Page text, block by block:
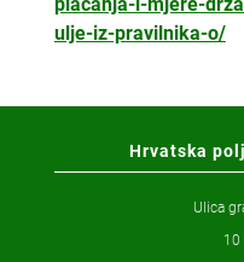
ulje-iz-pravilnika-o/
Hrvatska
Ulica
10